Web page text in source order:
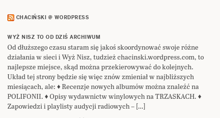
CHACIŃSKI @ WORDPRESS
WYŻ NISZ TO OD DZIŚ ARCHIWUM
Od dłuższego czasu staram się jakoś skoordynować swoje różne
działania w sieci i Wyż Nisz, tudzież chacinski.wordpress.com, to
najlepsze miejsce, skąd można przekierowywać do kolejnych.
Układ tej strony będzie się więc znów zmieniał w najbliższych
miesiącach, ale: ♦ Recenzje nowych albumów można znaleźć na
POLIFONII. ♦ Opisy wydawnictw winylowych na TRZASKACH. ♦
Zapowiedzi i playlisty audycji radiowych – […]